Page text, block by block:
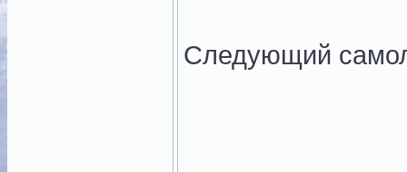
Следующий